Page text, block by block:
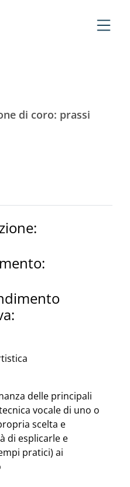
di coro: prassi
delle principali
vocale di uno o
scelta e
di esplicarle e
pratici) ai